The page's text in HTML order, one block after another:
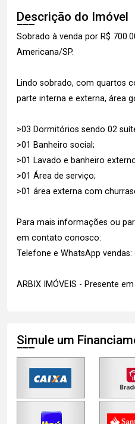
Descrição do Imóvel
Sobrado à venda por R$
Americana/SP.
Lindo sobrado, com quartos
parte interna e externa, área
>03 Dormitórios sendo 02
>01 Banheiro social;
>01 Lavado e banheiro
>01 Área de serviço;
>01 área externa com
Para mais informações ou
em contato conosco:
Telefone e WhatsApp vendas:
ARBIX IMÓVEIS - Presente
Simule um